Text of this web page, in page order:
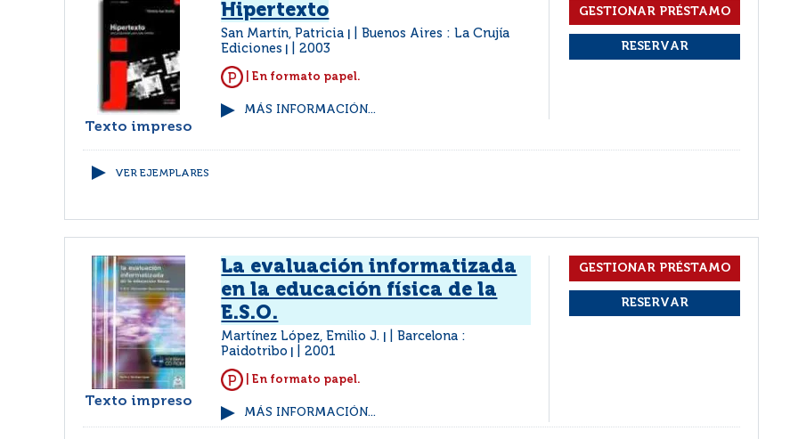
Texto impreso
Hipertexto
San Martín, Patricia
Buenos Aires : La Crujía
Ediciones
2003
| En formato papel.
MÁS INFORMACIÓN...
VER EJEMPLARES
Texto impreso
La evaluación informatizada
en la educación física de la
E.S.O.
Martínez López, Emilio J.
Barcelona :
Paidotribo
2001
| En formato papel.
MÁS INFORMACIÓN...